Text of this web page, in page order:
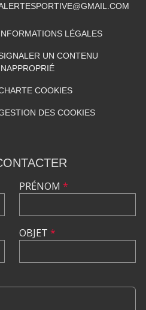
LÉGALES
UN CONTENU
COOKIES
DES COOKIES
PRÉNOM *
OBJET *